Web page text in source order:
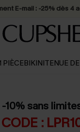
E-mail : -25% dès 4
PIÈCEBIKINITENUE
-10% sans
CODE :